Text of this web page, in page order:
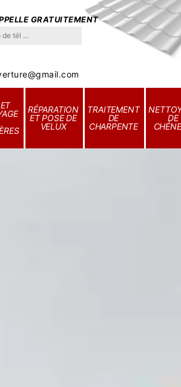
GRATUITEMENT
RÉPARATION
ET POSE DE
VELUX
TRAITEMENT
DE
CHARPENTE
DE